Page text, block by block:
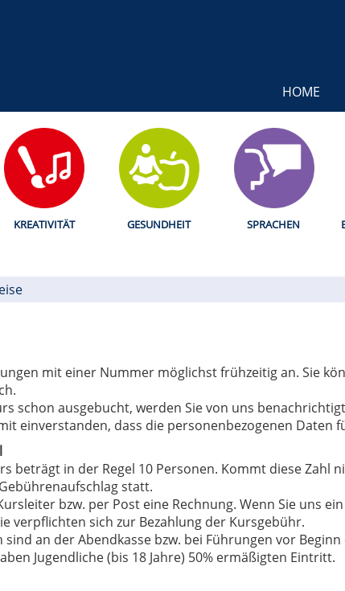
HOME
KREATIVITÄT GESUNDHEIT SPRACHEN
mit einer Nummer möglichst frühzeitig an. Sie
schon ausgebucht, werden Sie von uns
einverstanden, dass die personenbezogenen Daten
beträgt in der Regel 10 Personen. Kommt diese Zahl
statt.
bzw. per Post eine Rechnung. Wenn Sie uns
verpflichten sich zur Bezahlung der Kursgebühr.
an der Abendkasse bzw. bei Führungen vor
Jugendliche (bis 18 Jahre) 50% ermäßigten Eintritt.